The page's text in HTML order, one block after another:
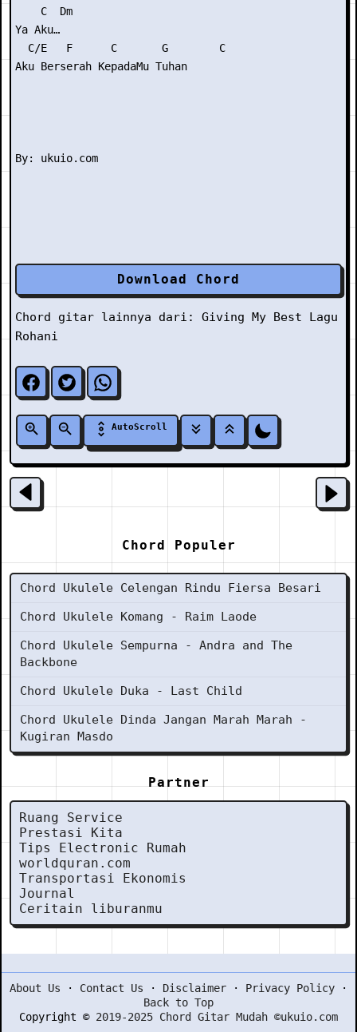
    C  Dm
Ya Aku…
  C/E   F      C       G        C
Aku Berserah KepadaMu Tuhan
Download Chord
Chord gitar lainnya dari: Giving My Best
Lagu
Rohani
AutoScroll
Chord Populer
Chord Ukulele Celengan Rindu Fiersa Besari
Chord Ukulele Komang - Raim Laode
Chord Ukulele Sempurna - Andra and The
Backbone
Chord Ukulele Duka - Last Child
Chord Ukulele Dinda Jangan Marah Marah -
Kugiran Masdo
Partner
Ruang Service
Prestasi Kita
Tips Electronic Rumah
worldquran.com
Transportasi Ekonomis
Journal
Ceritain liburanmu
About Us · Contact Us · Disclaimer · Privacy Policy ·
Back to Top
Copyright © 2019-2025 Chord Gitar Mudah ©ukuio.com